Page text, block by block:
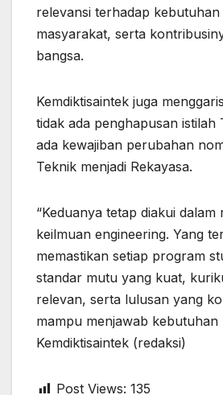
relevansi terhadap
masyarakat, serta
bangsa.
Kemdiktisaintek juga
tidak ada penghapusan istilah
ada kewajiban perubahan
Teknik menjadi Rekayasa.
“Keduanya tetap diakui dalam
keilmuan engineering. Yang
memastikan setiap program
standar mutu yang kuat,
relevan, serta lulusan yang
mampu menjawab kebutuhan
Kemdiktisaintek (redaksi)
Post Views: 135